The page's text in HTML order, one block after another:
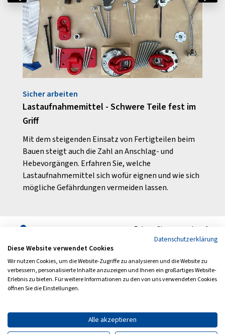
Sicher arbeiten
Lastaufnahmemittel - Schwere Teile fest im
Griff
Mit dem steigenden Einsatz von Fertigteilen beim
Bauen steigt auch die Zahl an Anschlag- und
Hebevorgängen. Erfahren Sie, welche
Lastaufnahmemittel sich wofür eignen und wie sich
mögliche Gefährdungen vermeiden lassen.
Folgen Sie uns auch auf
Archiv
Kontakt
Datenschutzerklärung
Diese Website verwendet Cookies
Wir nutzen Cookies, um die Website-Zugriffe zu analysieren und die Website zu
verbessern, personalisierte Inhalte anzuzeigen und Ihnen ein großartiges Website-
Erlebnis zu bieten. Für weitere Informationen zu den von uns verwendeten Cookies
öffnen Sie die Einstellungen.
Alle akzeptieren